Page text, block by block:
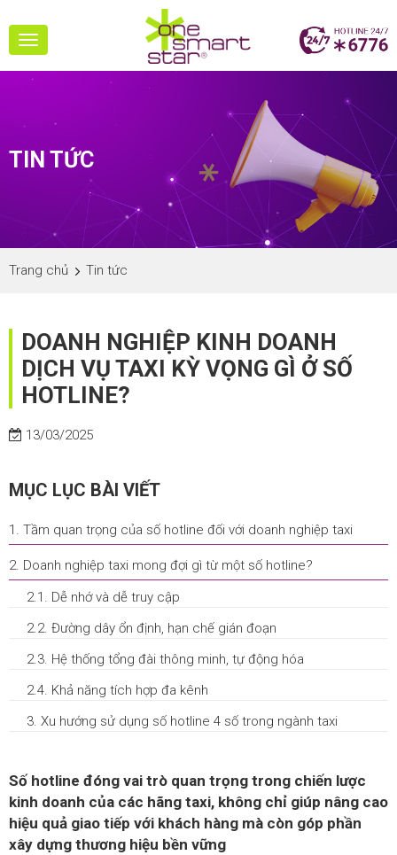
Toggle
navigation
TIN TỨC
Trang chủ Tin tức
DOANH NGHIỆP KINH DOANH
DỊCH VỤ TAXI KỲ VỌNG GÌ Ở SỐ
HOTLINE?
13/03/2025
MỤC LỤC BÀI VIẾT
1. Tầm quan trọng của số hotline đối với doanh nghiệp taxi
2. Doanh nghiệp taxi mong đợi gì từ một số hotline?
2.1. Dễ nhớ và dễ truy cập
2.2. Đường dây ổn định, hạn chế gián đoạn
2.3. Hệ thống tổng đài thông minh, tự động hóa
2.4. Khả năng tích hợp đa kênh
3. Xu hướng sử dụng số hotline 4 số trong ngành taxi
Số hotline đóng vai trò quan trọng trong chiến lược
kinh doanh của các hãng taxi, không chỉ giúp nâng cao
hiệu quả giao tiếp với khách hàng mà còn góp phần
xây dựng thương hiệu bền vững